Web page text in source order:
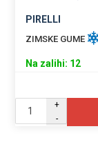
PIRELLI
ZIMSKE GUME
Na zalihi: 12
+
-